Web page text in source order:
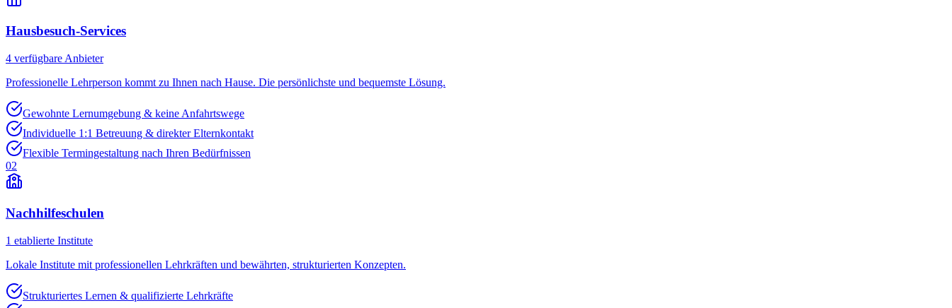
Hausbesuch-Services
4 verfügbare Anbieter
Professionelle Lehrperson kommt zu Ihnen nach Hause. Die persönlichste und bequemste Lösung.
Gewohnte Lernumgebung & keine Anfahrtswege
Individuelle 1:1 Betreuung & direkter Elternkontakt
Flexible Termingestaltung nach Ihren Bedürfnissen
02
Nachhilfeschulen
1 etablierte Institute
Lokale Institute mit professionellen Lehrkräften und bewährten, strukturierten Konzepten.
Strukturiertes Lernen & qualifizierte Lehrkräfte